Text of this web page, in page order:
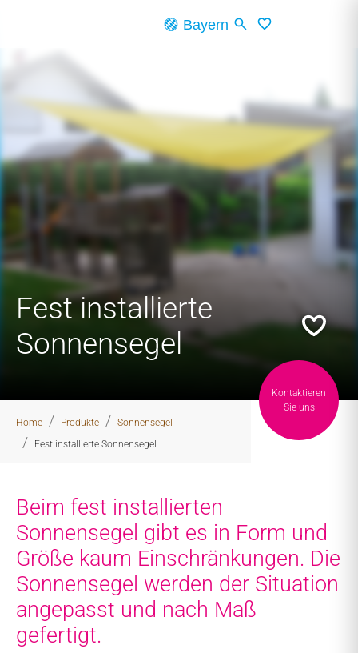
Bayern
Fest installierte
Sonnensegel
Kontaktieren
Sie uns
Home Produkte
Sonnensegel
Fest installierte Sonnensegel
Beim fest installierten
Sonnensegel gibt es in Form und
Größe kaum Einschränkungen. Die
Sonnensegel werden der Situation
angepasst und nach Maß
gefertigt.